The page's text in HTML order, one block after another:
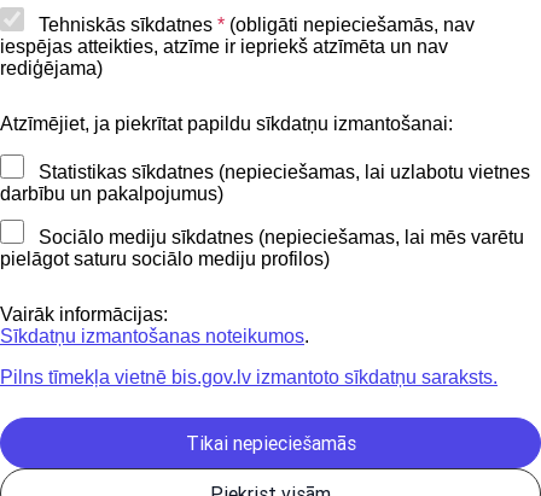
Tehniskās sīkdatnes * (obligāti nepieciešamās, nav
iespējas atteikties, atzīme ir iepriekš atzīmēta un nav
rediģējama)
Atzīmējiet, ja piekrītat papildu sīkdatņu izmantošanai:
Statistikas sīkdatnes (nepieciešamas, lai uzlabotu vietnes
darbību un pakalpojumus)
Sociālo mediju sīkdatnes (nepieciešamas, lai mēs varētu
pielāgot saturu sociālo mediju profilos)
Vairāk informācijas:
Sīkdatņu izmantošanas noteikumos.
Pilns tīmekļa vietnē bis.gov.lv izmantoto sīkdatņu saraksts.
Tikai nepieciešamās
Piekļūstamības paziņojums
Kontakti
BIS atbalsta dienesta tālrunis:
Sekojiet mums
Lejupielādejiet